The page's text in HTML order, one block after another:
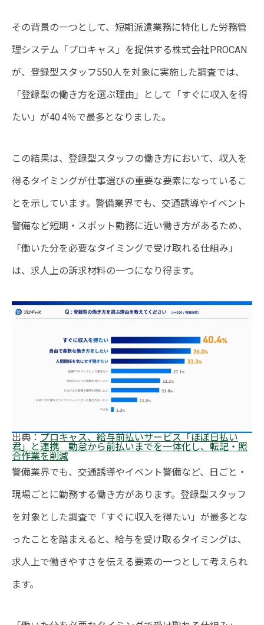
その背景の一つとして、短期派遣業務に特化した労務管
理システム「プロキャス」を提供する株式会社PROCAN
が、登録型スタッフ550人を対象に実施した調査では、
「登録型の働き方を選ぶ理由」として「すぐに収入を得
たい」が40.4％で最多となりました。
この結果は、登録型スタッフの働き方において、収入を
得るタイミングが仕事選びの重要な要素になっているこ
とを示しています。警備業界でも、交通誘導やイベント
警備など短期・スポット勤務に近い働き方があるため、
「働いた分を必要なタイミングで受け取れる仕組み」
は、求人上の訴求材料の一つになり得ます。
出典： プロキャス、給与前払いサービス「ほぼ日払い
君」と連携 勤怠から前払いまでを一体化し、転記・照
合作業を削減
警備業界でも、交通誘導やイベント警備など、日ごと・
現場ごとに勤務する働き方があります。登録型スタッフ
を対象とした調査で「すぐに収入を得たい」が最多とな
ったことを踏まえると、給与を受け取るタイミングは、
求人上で働きやすさを伝える要素の一つとして考えられ
ます。